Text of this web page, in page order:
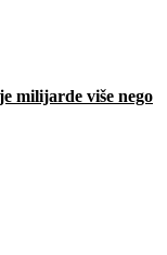
milijarde više nego